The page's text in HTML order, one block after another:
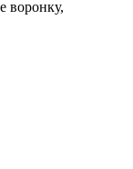
воронку,